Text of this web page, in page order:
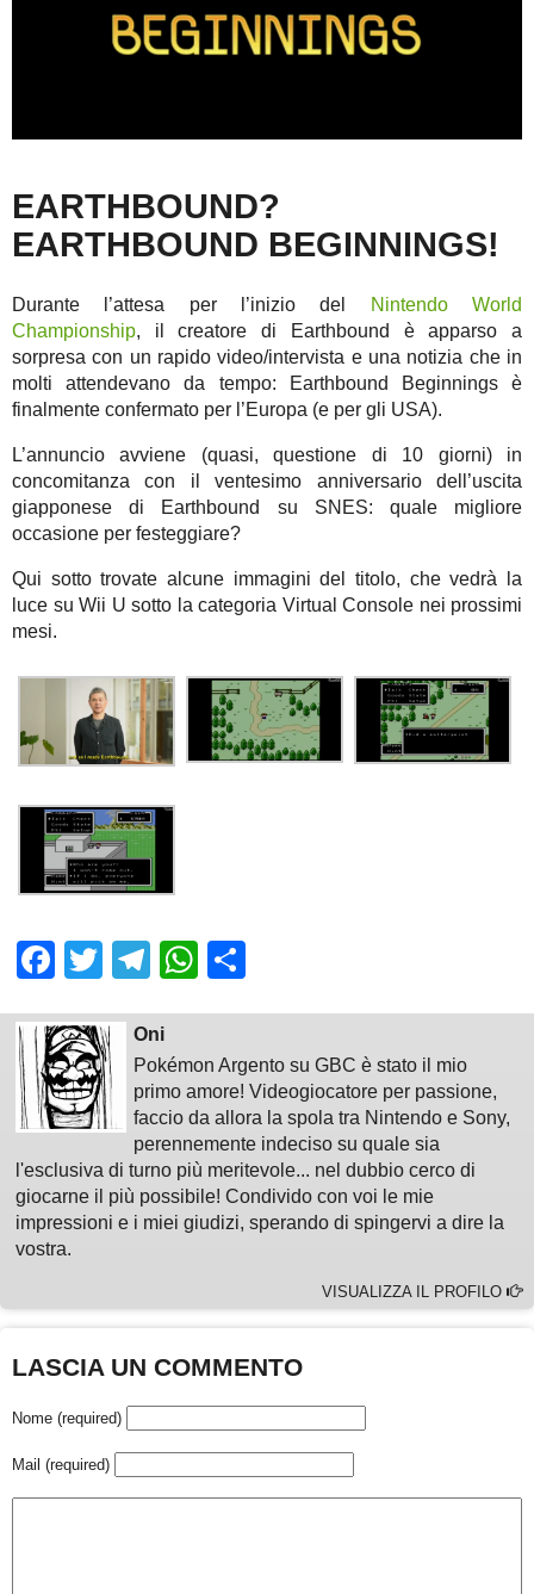
EARTHBOUND?
EARTHBOUND BEGINNINGS!
Durante l’attesa per l’inizio del
Nintendo World
Championship, il creatore di Earthbound è apparso a
sorpresa con un rapido video/intervista e una notizia che in
molti attendevano da tempo: Earthbound Beginnings è
finalmente confermato per l’Europa (e per gli USA).
L’annuncio avviene (quasi, questione di 10 giorni) in
concomitanza con il ventesimo anniversario dell’uscita
giapponese di Earthbound su SNES: quale migliore
occasione per festeggiare?
Qui sotto trovate alcune immagini del titolo, che vedrà la
luce su Wii U sotto la categoria Virtual Console nei prossimi
mesi.
Facebook
TwitterTelegram
WhatsApp
Oni
Pokémon Argento su GBC è stato il mio
primo amore! Videogiocatore per passione,
faccio da allora la spola tra Nintendo e Sony,
perennemente indeciso su quale sia
l'esclusiva di turno più meritevole... nel dubbio cerco di
giocarne il più possibile! Condivido con voi le mie
impressioni e i miei giudizi, sperando di spingervi a dire la
vostra.
VISUALIZZA IL PROFILO
LASCIA UN COMMENTO
Nome (required)
Mail (required)